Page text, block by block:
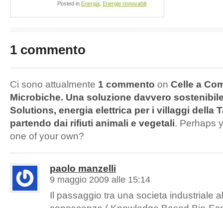
Posted in Energia Energie rinnovabili
1 commento
Ci sono attualmente 1 commento on Celle a
Microbiche. Una soluzione davvero
Solutions, energia elettrica per i villaggi della
partendo dai rifiuti animali e vegetali. Perhaps
one of your own?
paolo manzelli
9 maggio 2009 alle 15:14
Il passaggio tra una societa industriale